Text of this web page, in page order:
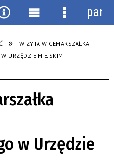
WIZYTA WICEMARSZAŁKA
URZĘDZIE MIEJSKIM
w Urzędzie
Menu
główne
Menu
panel